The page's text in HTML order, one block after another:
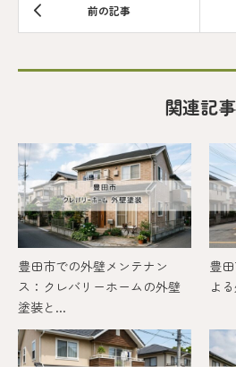
関連記事
豊田市での外壁メンテナン
ス：クレバリーホームの外壁
塗装と...
豊
よ